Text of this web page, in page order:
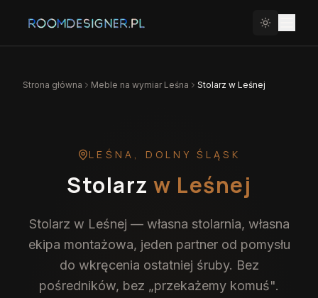
Strona główna Meble na wymiar Leśna Stolarz w Leśnej
LEŚNA , DOLNY ŚLĄSK
Stolarz w Leśnej
Stolarz w Leśnej — własna stolarnia, własna
ekipa montażowa, jeden partner od pomysłu
do wkręcenia ostatniej śruby. Bez
pośredników, bez „przekażemy komuś".